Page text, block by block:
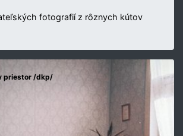
fotografií z rôznych kútov
priestor /dkp/